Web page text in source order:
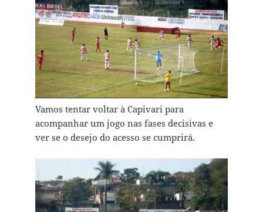
Vamos tentar voltar à Capivari para
acompanhar um jogo nas fases decisivas e
ver se o desejo do acesso se cumprirá.